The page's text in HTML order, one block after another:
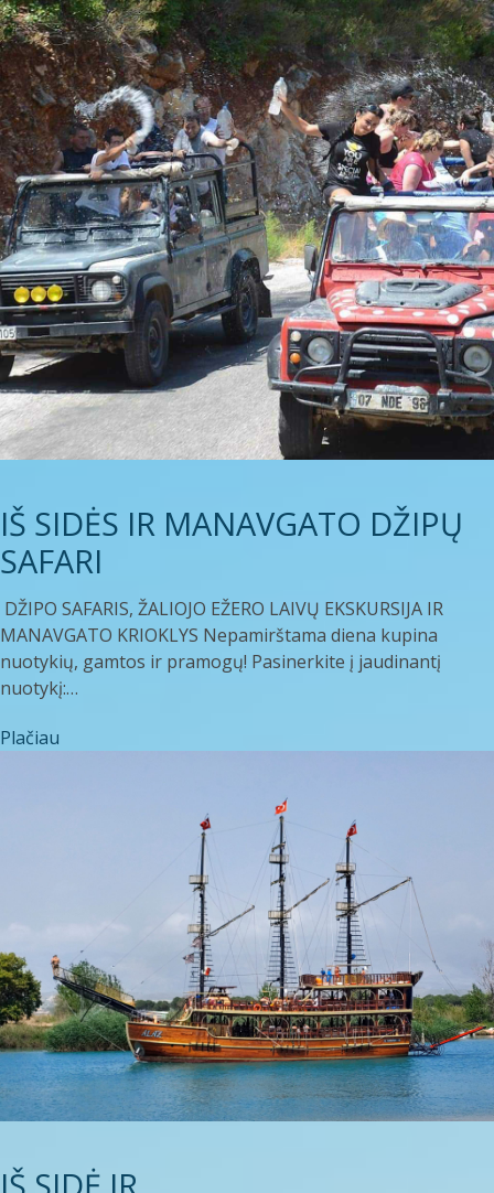
IŠ SIDĖS IR MANAVGATO DŽIPŲ
SAFARI
DŽIPO SAFARIS, ŽALIOJO EŽERO LAIVŲ EKSKURSIJA IR
MANAVGATO KRIOKLYS Nepamirštama diena kupina
nuotykių, gamtos ir pramogų! Pasinerkite į jaudinantį
nuotykį:…
Plačiau